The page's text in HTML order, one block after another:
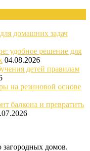
домашних задач
удобное решение для
04.08.2026
детей правилам
на резиновой основе
балкона и превратить
домов.